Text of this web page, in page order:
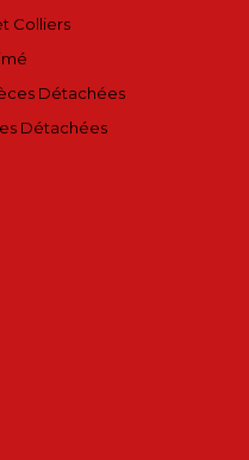
Colliers
Détachées
Détachées